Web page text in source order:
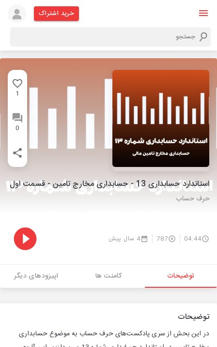
خرید اشتراک
1
0
استاندارد حسابداری 13 - حسابداری مخارج تامین - قسمت اول
حرف حساب
04:44
787 4 سال پیش
توضیحات کامنت ها اپیزودهای دیگر
توضیحات
در این بحش از سری پادکست‌های حرف حساب به موضوع حسابداری